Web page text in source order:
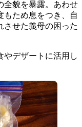
全貌を暴露。あわせ
もため息をつき、自
させた義母の困った
やデザートに活用し